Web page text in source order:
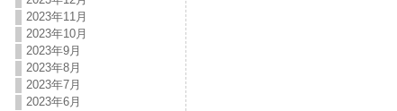
2023年11月
2023年10月
2023年9月
2023年8月
2023年7月
2023年6月